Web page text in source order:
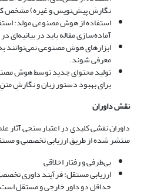
نگارش پیش‌نویس و غیره) مشخص
استفاده از هوش مصنوعی مولد:
آماده‌سازی مقاله باید در بیانیه‌ای
ابزارهای هوش مصنوعی نمی‌توانند
معرفی شوند.
تولید محتوای جدید توسط هوش
برای بهبود دستور زبان و نگارشِ
نقش داوران
داوران نقشی کلیدی در اعتبارسنجی آثار
منتشر شده از طریق ارزیابی تخصصی و
بی‌طرفی و رفتار اخلاقی
ارزیابی مستقل: فرآیند داوری
حداقل دو داور خارجی و مستقل